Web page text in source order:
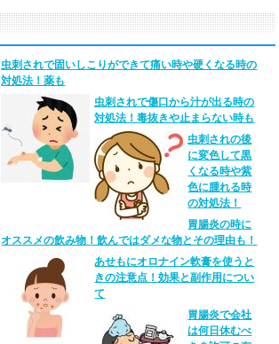
虫刺されで固いしこりができて痛い時や硬くなる時の
対処法！薬も
虫刺されで傷口から汁が出る時の
対処法！毒抜きや止まらない時も
虫刺されの後
に変色して黒
くなる時や紫
色に腫れる時
の対処法！
胃腸炎の時に
オススメの飲み物！飲んではダメな物とその理由も！
あせもにオロナイン軟膏を使うと
きの注意点！効果と副作用につい
て
胃腸炎で会社
は何日休むべ